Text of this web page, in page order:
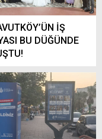
İŞ
BU DÜĞÜNDE